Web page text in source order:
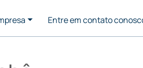
Entre em contato